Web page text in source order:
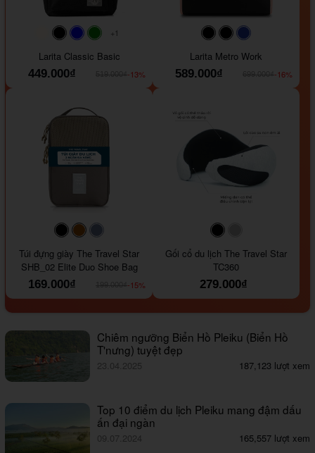
#faf0e6
#000000#0000FF#008000
+1
Larita Classic Basic
449.000₫
-13%
#000000#000000
Larita Metro Work
589.000₫
-16%
#000000#964B00
Túi đựng giày The Travel Star
SHB_02 Elite Duo Shoe Bag
169.000₫
-15%
#000000
Gối cổ du lịch The Travel Star
TC360
279.000₫
Chiêm ngưỡng Biển Hồ Pleiku (Biển Hồ
T'nưng) tuyệt đẹp
23.04.2025 187,123 lượt xem
Top 10 điểm du lịch Pleiku mang đậm dấu
ấn đại ngàn
09.07.2024 165,557 lượt xem